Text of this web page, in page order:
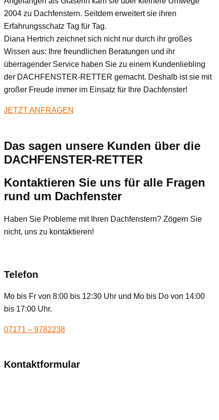
2004 zu Dachfenstern. Seitdem erweitert sie ihren
Erfahrungsschatz Tag für Tag.
Diana Hertrich zeichnet sich nicht nur durch ihr großes
Wissen aus: Ihre freundlichen Beratungen und ihr
überragender Service haben Sie zu einem Kundenliebling
der DACHFENSTER-RETTER gemacht. Deshalb ist sie mit
großer Freude immer im Einsatz für Ihre Dachfenster!
JETZT ANFRAGEN
Das sagen unsere Kunden über die
DACHFENSTER-RETTER
Kontaktieren Sie uns für alle Fragen
rund um Dachfenster
Haben Sie Probleme mit Ihren Dachfenstern? Zögern Sie
nicht, uns zu kontaktieren!
Telefon
Mo bis Fr von 8:00 bis 12:30 Uhr und Mo bis Do von 14:00
bis 17:00 Uhr.
07171 – 9782238
Kontaktformular